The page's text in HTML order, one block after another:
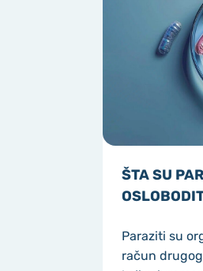
ŠTA SU
Paraziti su
račun